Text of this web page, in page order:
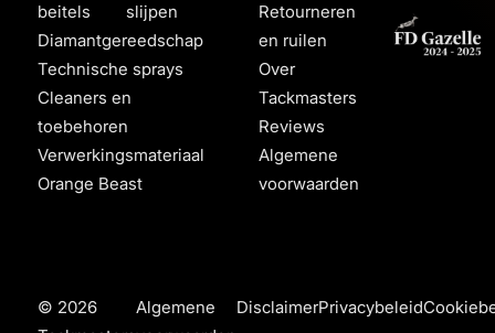
beitels
slijpen
Diamantgereedschap
Technische sprays
Cleaners en
toebehoren
Verwerkingsmateriaal
Orange Beast
Retourneren
en ruilen
Over
Tackmasters
Reviews
Algemene
voorwaarden
© 2026
Algemene
DisclaimerPrivacybeleid